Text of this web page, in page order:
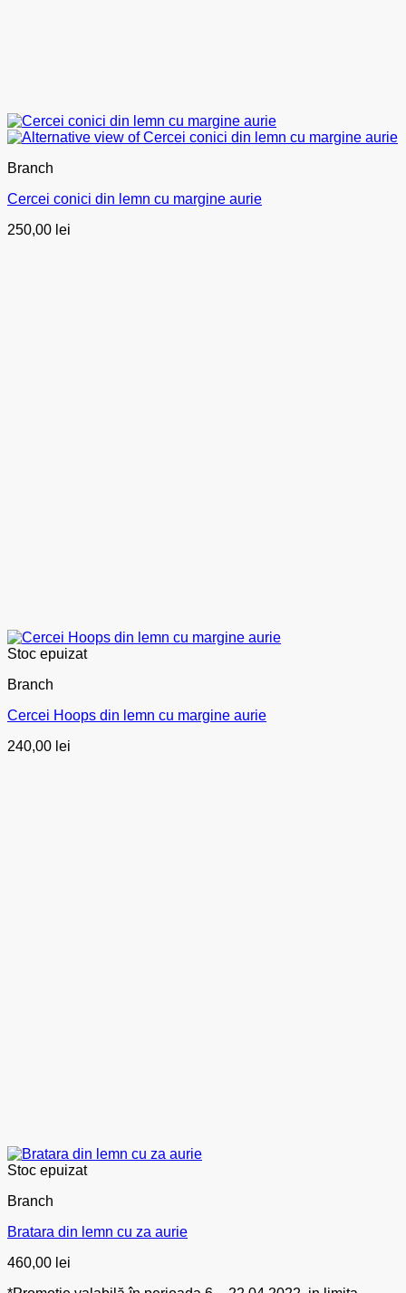
Branch
Cercei conici din lemn cu margine aurie
250,00 lei
Stoc epuizat
Branch
Cercei Hoops din lemn cu margine aurie
240,00 lei
Stoc epuizat
Branch
Bratara din lemn cu za aurie
460,00 lei